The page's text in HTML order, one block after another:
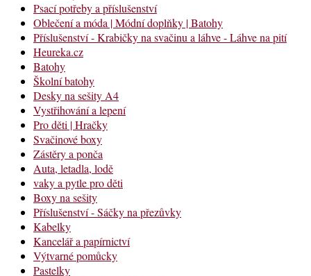
Psací potřeby a příslušenství
Oblečení a móda | Módní doplňky | Batohy
Příslušenství - Krabičky na svačinu a láhve - Láhve na pití
Heureka.cz
Batohy
Školní batohy
Desky na sešity A4
Vystřihování a lepení
Pro děti | Hračky
Svačinové boxy
Zástěry a ponča
Auta, letadla, lodě
vaky a pytle pro děti
Boxy na sešity
Příslušenství - Sáčky na přezůvky
Kabelky
Kancelář a papírnictví
Výtvarné pomůcky
Pastelky